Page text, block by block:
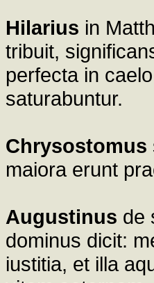
Hilarius in
tribuit,
perfecta in
saturabuntur.
Chrysostomus
maiora erunt
Augustinus de
dominus dicit:
iustitia, et illa